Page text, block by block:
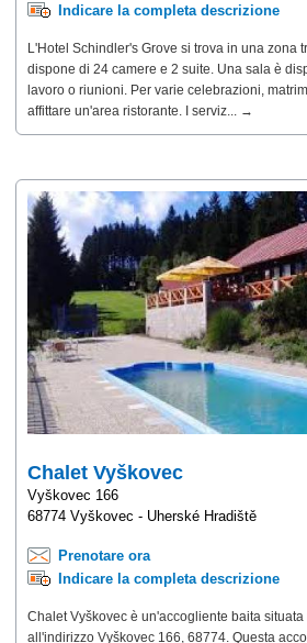
Indicare la completa descrizione
L'Hotel Schindler's Grove si trova in una zona
dispone di 24 camere e 2 suite. Una sala è
lavoro o riunioni. Per varie celebrazioni,
affittare un'area ristorante. I serviz... →
Chalet Vyškovec
Vyškovec 166
68774 Vyškovec - Uherské Hradiště
Prenotare ora
Indicare la completa descrizione
Chalet Vyškovec è un'accogliente baita
all'indirizzo Vyškovec 166, 68774. Questa